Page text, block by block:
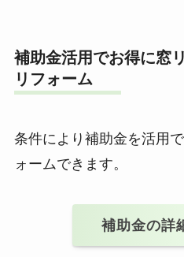
補助金活用でお得に窓
リフォーム
条件により補助金を活用
ォームできます。
補助金の詳